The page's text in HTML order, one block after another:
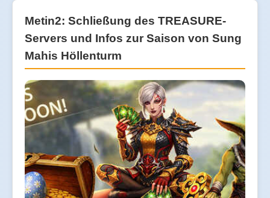
Metin2: Schließung des TREASURE-
Servers und Infos zur Saison von Sung
Mahis Höllenturm